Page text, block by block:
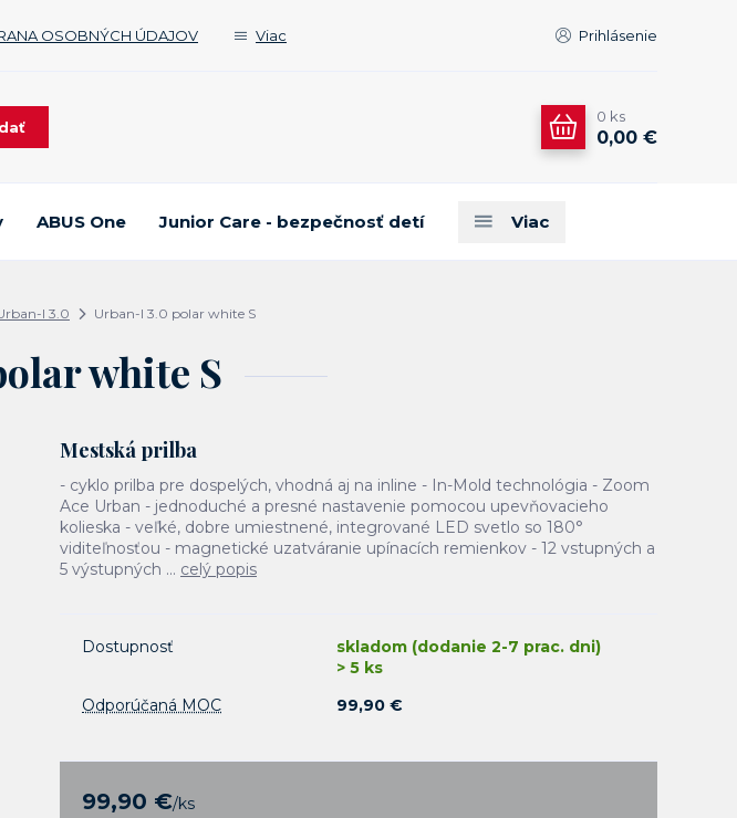
OSOBNÝCH ÚDAJOV Viac Prihlásenie
0 ks
0,00 €
ABUS One Junior Care - bezpečnosť detí Viac
I 3.0 Urban-I 3.0 polar white S
white S
Mestská prilba
- cyklo prilba pre dospelých, vhodná aj na inline - In-Mold technológia - Zoom
Ace Urban - jednoduché a presné nastavenie pomocou upevňovacieho
kolieska - veľké, dobre umiestnené, integrované LED svetlo so 180°
viditeľnosťou - magnetické uzatváranie upínacích remienkov - 12 vstupných a
5 výstupných ... celý popis
Dostupnosť
skladom (dodanie 2-7 prac. dni)
> 5 ks
Odporúčaná MOC
99,90 €
99,90 €/ks